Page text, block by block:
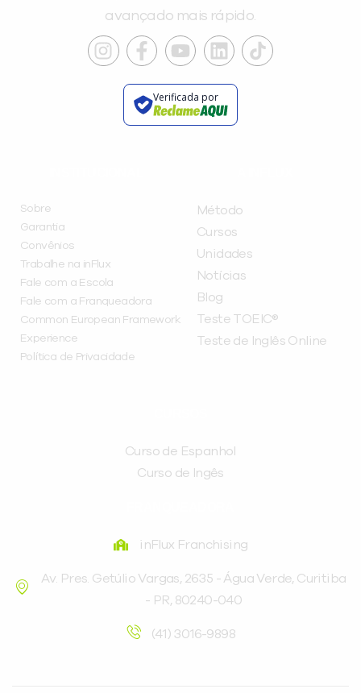
avançado mais rápido.
Verificada por
Sobre
Garantia
Convênios
Trabalhe na inFlux
Fale com a Escola
Fale com a Franqueadora
Common European Framework
Experience
Política de Privacidade
Método
Cursos
Unidades
Notícias
Blog
Teste TOEIC®
Teste de Inglês Online
Curso de Espanhol
Curso de Ingês
inFlux Franchising
Av. Pres. Getúlio Vargas, 2635 - Água Verde, Curitiba
- PR, 80240-040
(41) 3016-9898